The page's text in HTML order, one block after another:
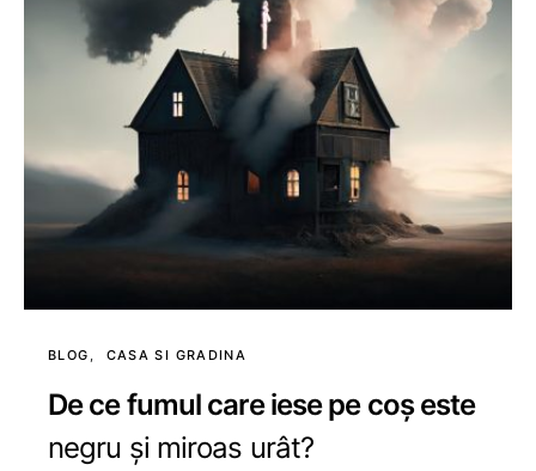
BLOG CASA SI GRADINA
De ce fumul care iese pe coș este
negru și miroas urât?